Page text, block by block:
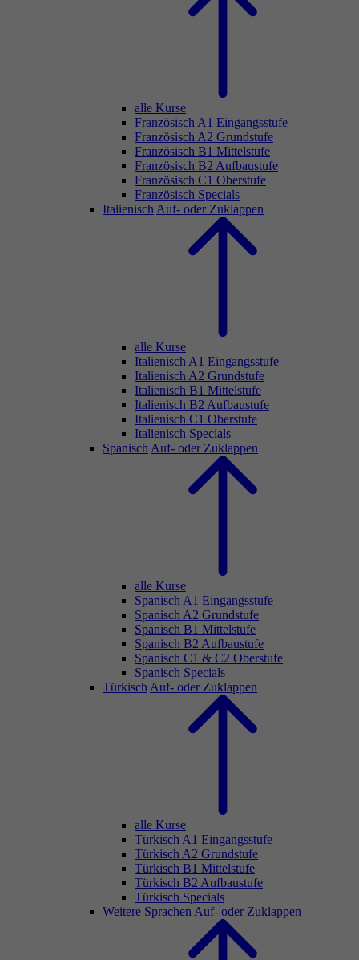
alle Kurse
Französisch A1 Eingangsstufe
Französisch A2 Grundstufe
Französisch B1 Mittelstufe
Französisch B2 Aufbaustufe
Französisch C1 Oberstufe
Französisch Specials
Italienisch Auf- oder Zuklappen
alle Kurse
Italienisch A1 Eingangsstufe
Italienisch A2 Grundstufe
Italienisch B1 Mittelstufe
Italienisch B2 Aufbaustufe
Italienisch C1 Oberstufe
Italienisch Specials
Spanisch Auf- oder Zuklappen
alle Kurse
Spanisch A1 Eingangsstufe
Spanisch A2 Grundstufe
Spanisch B1 Mittelstufe
Spanisch B2 Aufbaustufe
Spanisch C1 & C2 Oberstufe
Spanisch Specials
Türkisch Auf- oder Zuklappen
alle Kurse
Türkisch A1 Eingangsstufe
Türkisch A2 Grundstufe
Türkisch B1 Mittelstufe
Türkisch B2 Aufbaustufe
Türkisch Specials
Weitere Sprachen Auf- oder Zuklappen